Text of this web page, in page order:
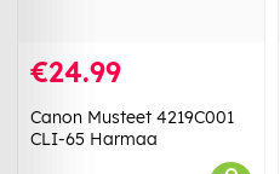
€24.99
Canon Musteet 4219C001
CLI-65 Harmaa